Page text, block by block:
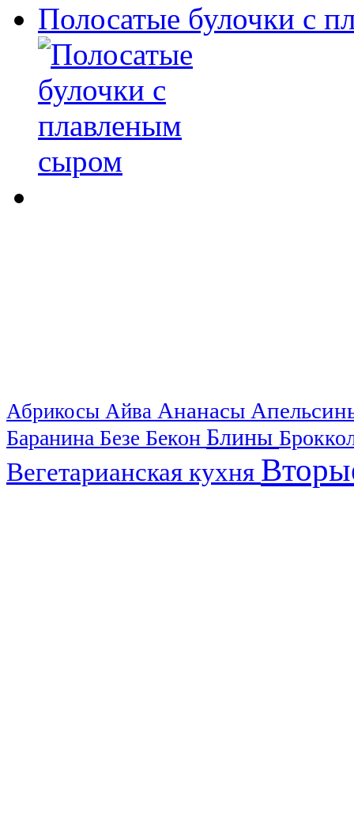
Полосатые булочки с
Абрикосы Айва Ананасы
Баранина Безе Бекон Блины
Вегетарианская кухня